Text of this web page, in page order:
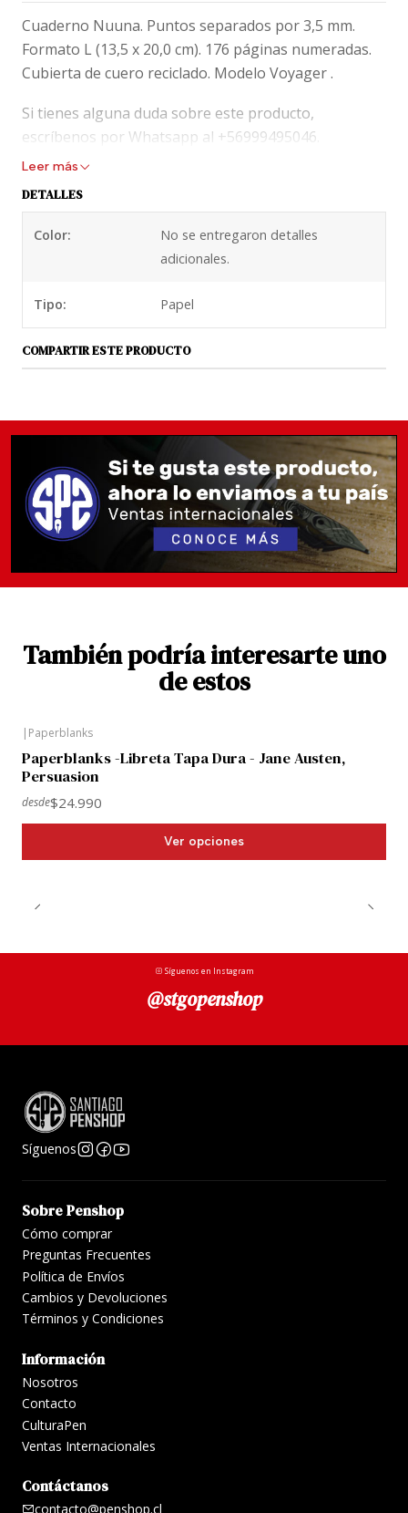
Cuaderno Nuuna. Puntos separados por 3,5 mm.
Formato L (13,5 x 20,0 cm). 176 páginas numeradas.
Cubierta de cuero reciclado. Modelo Voyager .
Si tienes alguna duda sobre este producto,
escríbenos por Whatsapp al +56999495046.
Leer más
DETALLES
Color:
No se entregaron detalles
adicionales.
Tipo: Papel
COMPARTIR ESTE PRODUCTO
También podría interesarte uno
de estos
| Paperblanks
Paperblanks -Libreta Tapa Dura - Jane Austen,
Persuasion
desde$24.990
Ver opciones
Síguenos en Instagram
@stgopenshop
Síguenos
Sobre Penshop
Cómo comprar
Preguntas Frecuentes
Política de Envíos
Cambios y Devoluciones
Términos y Condiciones
Información
Nosotros
Contacto
CulturaPen
Ventas Internacionales
Contáctanos
contacto@penshop.cl